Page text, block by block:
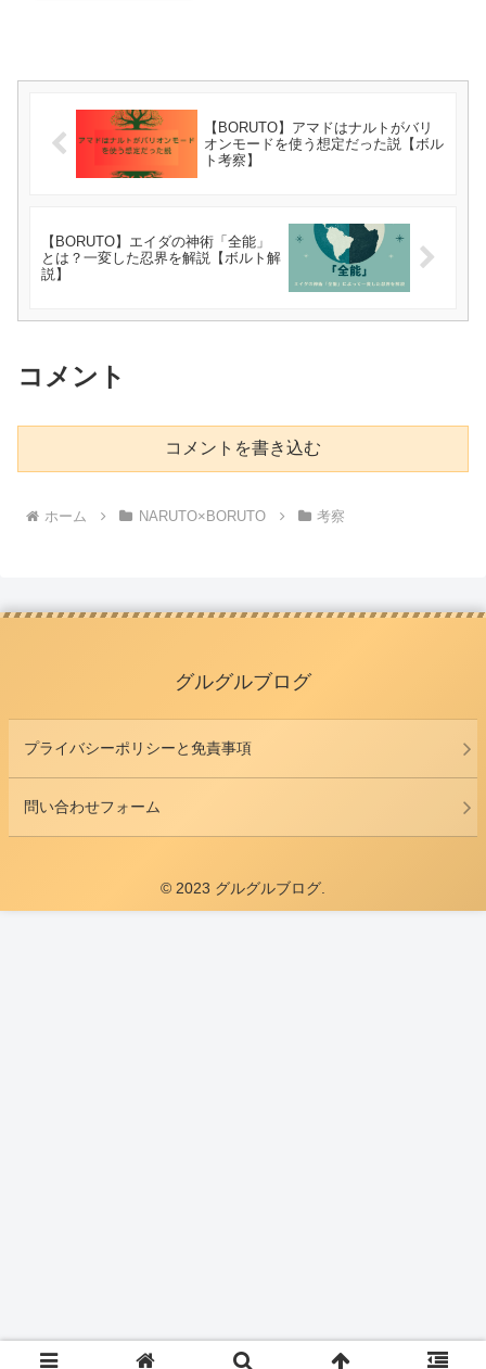
【BORUTO】アマドはナルトがバリ
オンモードを使う想定だった説【ボル
ト考察】
【BORUTO】エイダの神術「全能」
とは？一変した忍界を解説【ボルト解
説】
コメント
コメントを書き込む
ホーム NARUTO×BORUTO 考察
グルグルブログ
プライバシーポリシーと免責事項
問い合わせフォーム
© 2023 グルグルブログ.